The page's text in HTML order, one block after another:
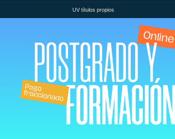
UV títulos propios